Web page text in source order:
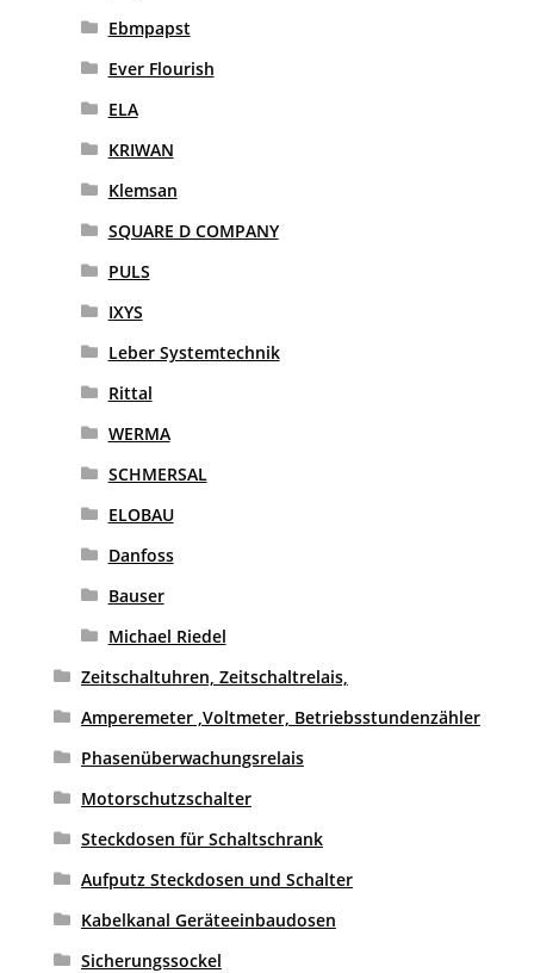
Ebmpapst
Ever Flourish
ELA
KRIWAN
Klemsan
SQUARE D COMPANY
PULS
IXYS
Leber Systemtechnik
Rittal
WERMA
SCHMERSAL
ELOBAU
Danfoss
Bauser
Michael Riedel
Zeitschaltuhren, Zeitschaltrelais,
Amperemeter ,Voltmeter, Betriebsstundenzähler
Phasenüberwachungsrelais
Motorschutzschalter
Steckdosen für Schaltschrank
Aufputz Steckdosen und Schalter
Kabelkanal Geräteeinbaudosen
Sicherungssockel